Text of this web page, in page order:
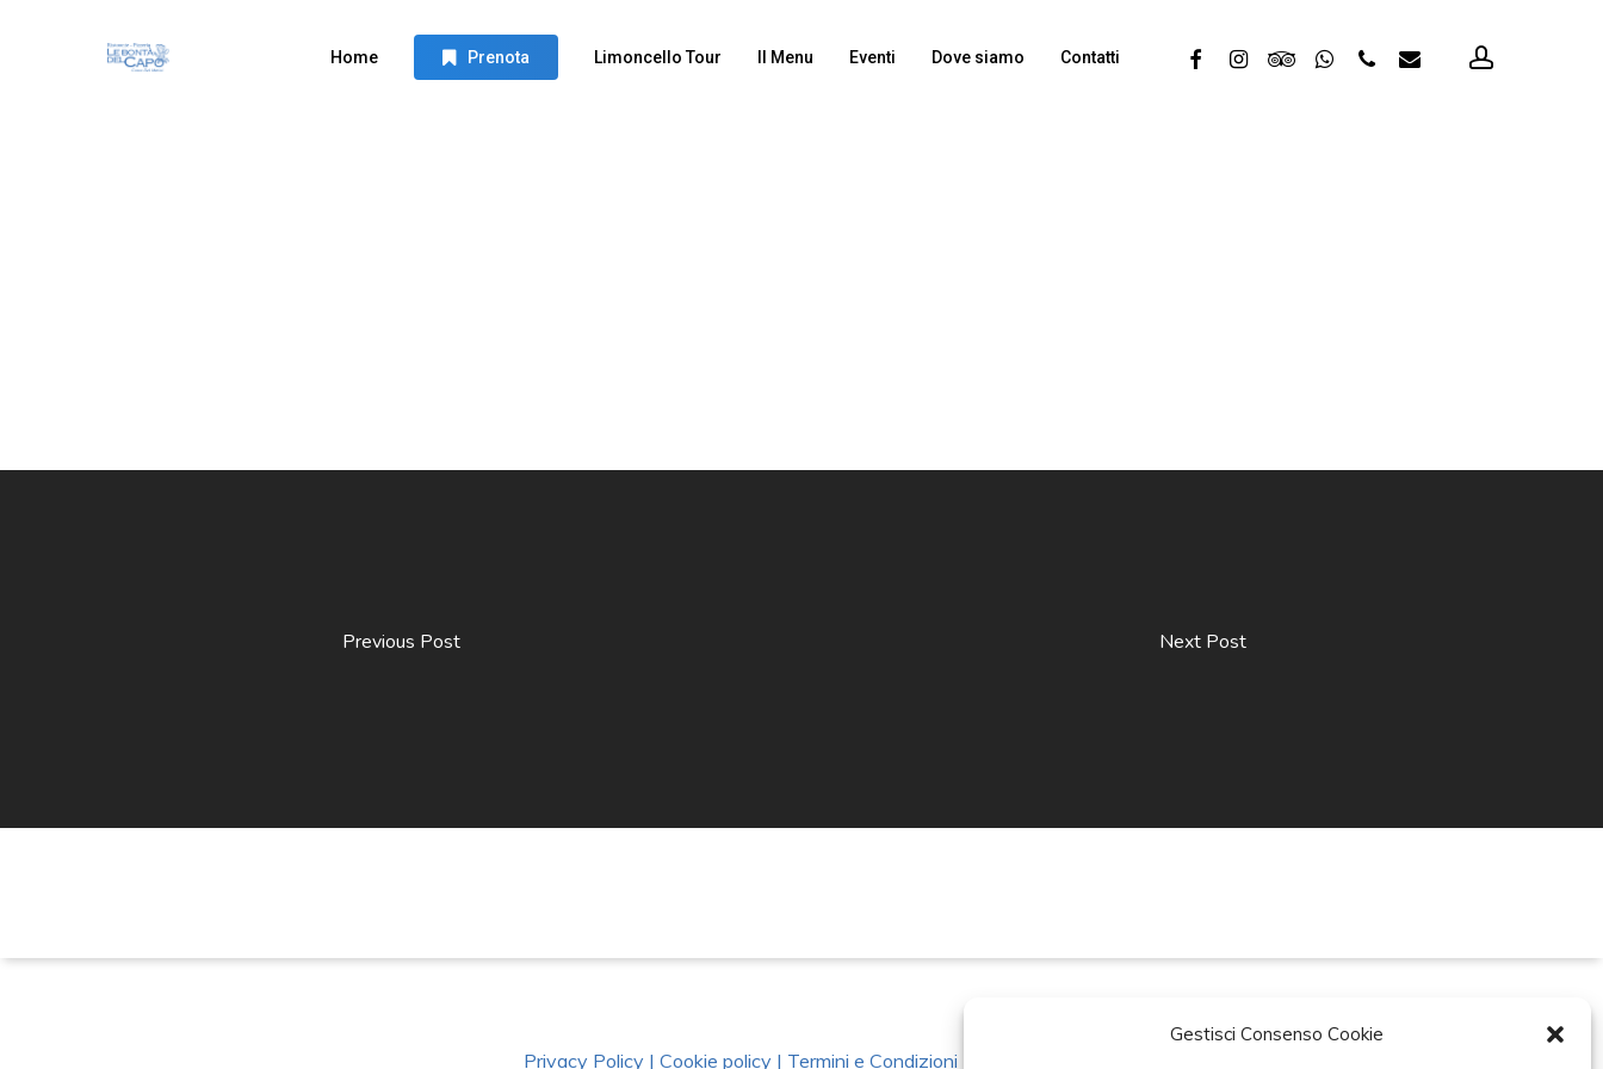
Gestisci Consenso Cookie
Home Prenota Limoncello Tour Il Menu Eventi Dove siamo Contatti facebookinstagramtripadvisorwhatsappphone email account
Previous Post Next Post
Privacy Policy | Cookie policy | Termini e Condizioni